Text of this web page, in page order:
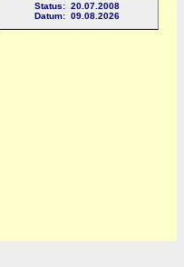
Status: 20.07.2008
Datum: 09.08.2026